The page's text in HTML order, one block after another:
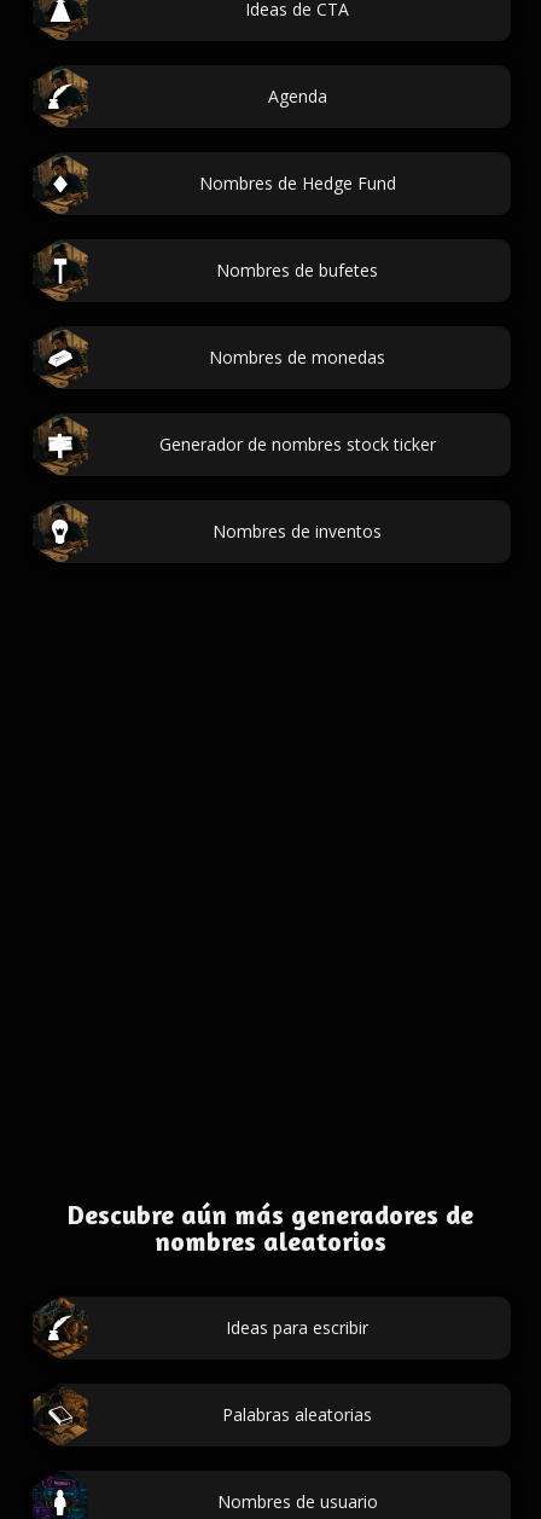
Ideas de CTA
Agenda
Nombres de Hedge Fund
Nombres de bufetes
Nombres de monedas
Generador de nombres stock ticker
Nombres de inventos
Descubre aún más generadores de
nombres aleatorios
Ideas para escribir
Palabras aleatorias
Nombres de usuario